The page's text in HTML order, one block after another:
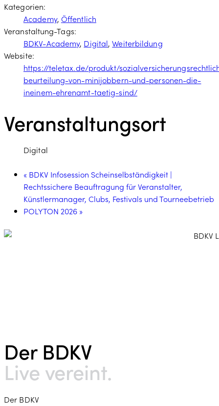
Kategorien:
Academy, Öffentlich
Veranstaltung-Tags:
BDKV-Academy, Digital,Weiterbildung
Website:
https://teletax.de/produkt/
beurteilung-von-minijobbern-und-personen-die-
ineinem-ehrenamt-taetig-sind/
Veranstaltungsort
Digital
« BDKV Infosession Scheinselbständigkeit |
Rechtssichere Beauftragung für Veranstalter,
Künstlermanager, Clubs, Festivals und Tourneebetrieb
POLYTON 2026 »
Der BDKV​
Live vereint.
Der BDKV